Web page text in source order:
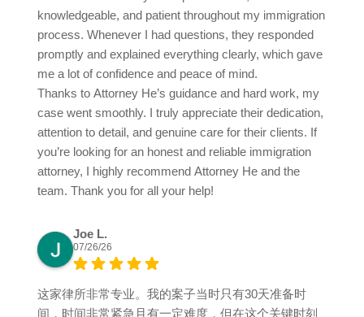
knowledgeable, and patient throughout my immigration
process. Whenever I had questions, they responded
promptly and explained everything clearly, which gave
me a lot of confidence and peace of mind.
Thanks to Attorney He’s guidance and hard work, my
case went smoothly. I truly appreciate their dedication,
attention to detail, and genuine care for their clients. If
you’re looking for an honest and reliable immigration
attorney, I highly recommend Attorney He and the
team. Thank you for all your help!
Joe L.
07/26/26
这家律所非常专业。我的案子当时只有30天准备时
间，时间非常紧急且有一定难度，但在这个关键时刻